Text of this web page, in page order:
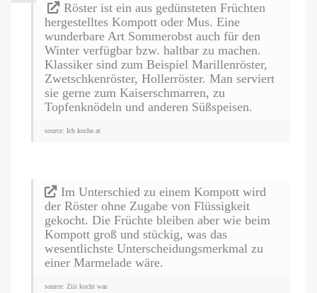
Röster ist ein aus gedünsteten Früchten
hergestelltes Kompott oder Mus. Eine
wunderbare Art Sommerobst auch für den
Winter verfügbar bzw. haltbar zu machen.
Klassiker sind zum Beispiel Marillenröster,
Zwetschkenröster, Hollerröster. Man serviert
sie gerne zum Kaiserschmarren, zu
Topfenknödeln und anderen Süßspeisen.
source: Ich koche.at
Im Unterschied zu einem Kompott wird
der Röster ohne Zugabe von Flüssigkeit
gekocht. Die Früchte bleiben aber wie beim
Kompott groß und stückig, was das
wesentlichste Unterscheidungsmerkmal zu
einer Marmelade wäre.
source: Ziii kocht was